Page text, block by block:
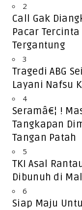
2
Call Gak
Pacar
Tergantung
3
Tragedi ABG
Layani Nafsu
4
Seramâ€¦ !
Tangkapan
Tangan Patah
5
TKI Asal
Dibunuh di
6
Siap Maju